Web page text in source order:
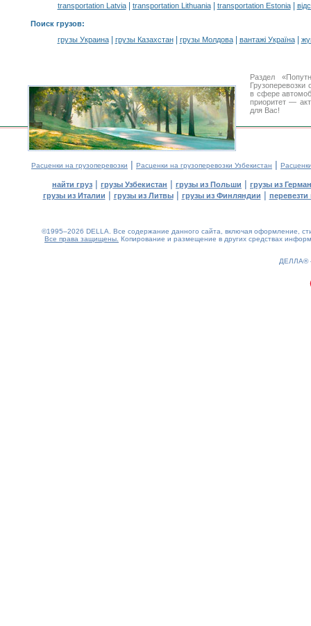
transportation Latvia| transportation Lithuania| transportation Estonia|
Поиск грузов:
грузы Украина| грузы Казахстан| грузы Молдова| вантажі Україна|
Раздел
в сфере
приоритет —
для Вас!
Расценки на грузоперевозки | Расценки на грузоперевозки Узбекистан |
найти груз | грузы Узбекистан | грузы из Польши | грузы из
грузы из Италии | грузы из Литвы| грузы из Финляндии | перевезти
©1995–2026 DELLA. Все содержание данного сайта, включая оформление,
Все права защищены. Копирование и размещение в других средствах